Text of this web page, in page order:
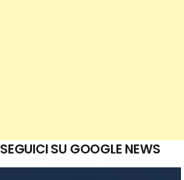
SEGUICI SU GOOGLE NEWS